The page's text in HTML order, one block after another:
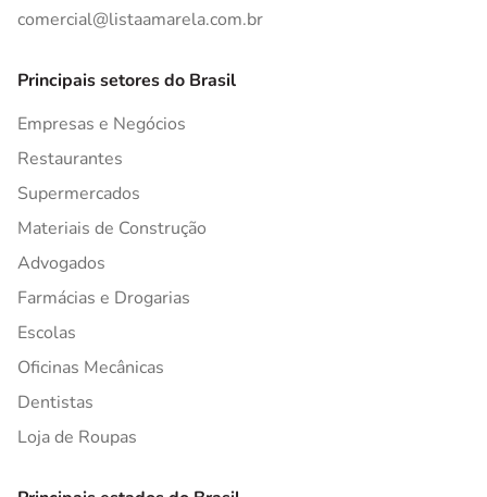
comercial@listaamarela.com.br
Principais setores do Brasil
Empresas e Negócios
Restaurantes
Supermercados
Materiais de Construção
Advogados
Farmácias e Drogarias
Escolas
Oficinas Mecânicas
Dentistas
Loja de Roupas